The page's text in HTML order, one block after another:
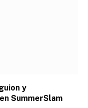
y
SummerSlam